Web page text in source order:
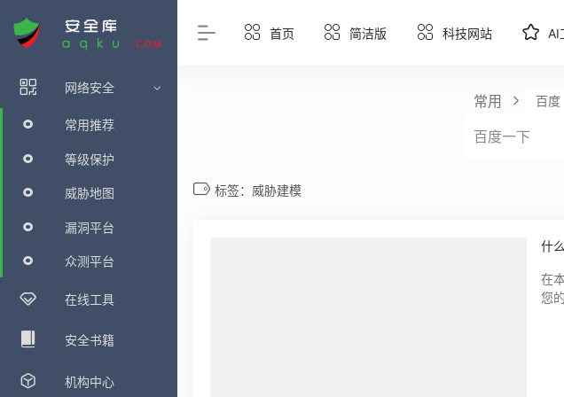
网络安全
常用推荐
等级保护
威胁地图
漏洞平台
众测平台
在线工具
安全书籍
机构中心
首页 简洁版 科技网站 AI
常用 百度
标签：威胁建模
什
在
您